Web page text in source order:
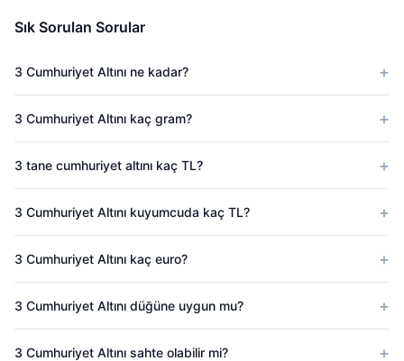
Sık Sorulan Sorular
3 Cumhuriyet Altını ne kadar?
3 Cumhuriyet Altını kaç gram?
3 tane cumhuriyet altını kaç TL?
3 Cumhuriyet Altını kuyumcuda kaç TL?
3 Cumhuriyet Altını kaç euro?
3 Cumhuriyet Altını düğüne uygun mu?
3 Cumhuriyet Altını sahte olabilir mi?